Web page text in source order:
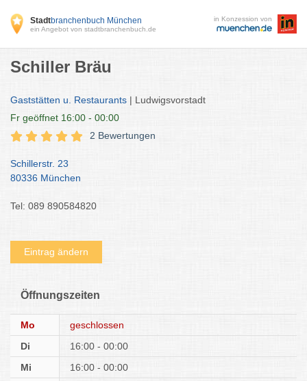
Stadtbranchenbuch München
ein Angebot von stadtbranchenbuch.de
in Konzession von
Schiller Bräu
Gaststätten u. Restaurants | Ludwigsvorstadt
Fr geöffnet 16:00 - 00:00
2 Bewertungen
Schillerstr. 23
80336 München
Tel: 089 890584820
Eintrag ändern
Öffnungszeiten
Mo
geschlossen
Di
16:00 - 00:00
Mi
16:00 - 00:00